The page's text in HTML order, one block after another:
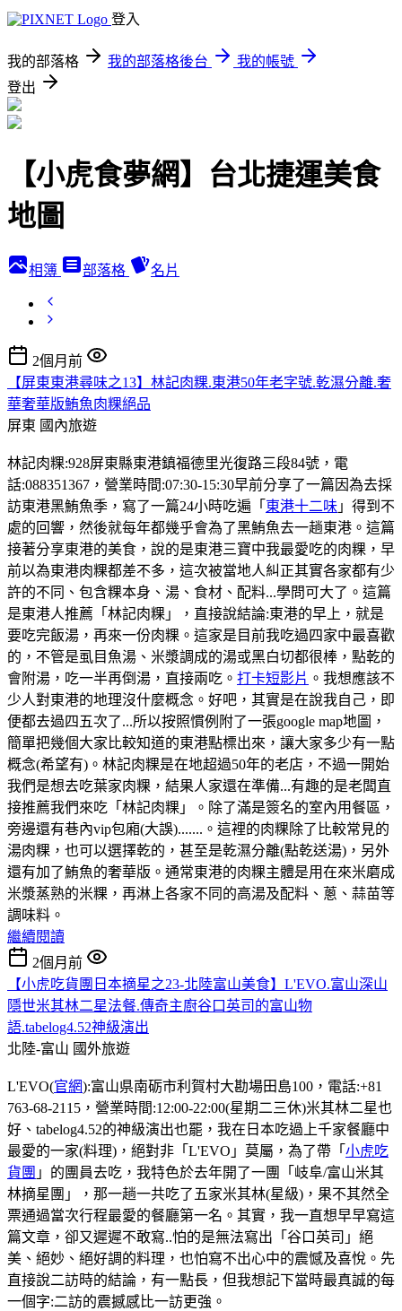
登入
我的部落格 我的部落格後台
我的帳號
登出
【小虎食夢網】台北捷運美食
地圖
相簿 部落格 名片
2個月前
【屏東東港尋味之13】林記肉粿.東港50年老字號.乾濕分離.奢
華奢華版鮪魚肉粿絕品
屏東 國內旅遊
林記肉粿:928屏東縣東港鎮福德里光復路三段84號，電
話:088351367，營業時間:07:30-15:30早前分享了一篇因為去採
訪東港黑鮪魚季，寫了一篇24小時吃遍「 東港十二味 」得到不
處的回響，然後就每年都幾乎會為了黑鮪魚去一趟東港。這篇
接著分享東港的美食，說的是東港三寶中我最愛吃的肉粿，早
前以為東港肉粿都差不多，這次被當地人糾正其實各家都有少
許的不同、包含粿本身、湯、食材、配料...學問可大了。這篇
是東港人推薦「林記肉粿」，直接說結論:東港的早上，就是
要吃完飯湯，再來一份肉粿。這家是目前我吃過四家中最喜歡
的，不管是虱目魚湯、米漿調成的湯或黑白切都很棒，點乾的
會附湯，吃一半再倒湯，直接兩吃。 打卡短影片 。我想應該不
少人對東港的地理沒什麼概念。好吧，其實是在說我自己，即
便都去過四五次了...所以按照慣例附了一張google map地圖，
簡單把幾個大家比較知道的東港點標出來，讓大家多少有一點
概念(希望有)。林記肉粿是在地超過50年的老店，不過一開始
我們是想去吃葉家肉粿，結果人家還在準備...有趣的是老闆直
接推薦我們來吃「林記肉粿」。除了滿是簽名的室內用餐區，
旁邊還有巷內vip包廂(大誤).......。這裡的肉粿除了比較常見的
湯肉粿，也可以選擇乾的，甚至是乾濕分離(點乾送湯)，另外
還有加了鮪魚的奢華版。通常東港的肉粿主體是用在來米磨成
米漿蒸熟的米粿，再淋上各家不同的高湯及配料、蔥、蒜苗等
調味料。
繼續閱讀
2個月前
【小虎吃貨團日本摘星之23-北陸富山美食】L'EVO.富山深山
隱世米其林二星法餐.傳奇主廚谷口英司的富山物
語.tabelog4.52神級演出
北陸-富山 國外旅遊
L'EVO(官網):富山県南砺市利賀村大勘場田島100，電話:+81
763-68-2115，營業時間:12:00-22:00(星期二三休)米其林二星也
好、tabelog4.52的神級演出也罷，我在日本吃過上千家餐廳中
最愛的一家(料理)，絕對非「L'EVO」莫屬，為了帶「 小虎吃
貨團 」的團員去吃，我特色於去年開了一團「岐阜/富山米其
林摘星團」，那一趟一共吃了五家米其林(星級)，果不其然全
票通過當次行程最愛的餐廳第一名。其實，我一直想早早寫這
篇文章，卻又遲遲不敢寫..怕的是無法寫出「谷口英司」絕
美、絕妙、絕好調的料理，也怕寫不出心中的震憾及喜悅。先
直接說二訪時的結論，有一點長，但我想記下當時最真誠的每
一個字:二訪的震撼感比一訪更強。